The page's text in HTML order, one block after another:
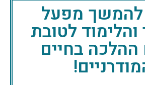
להמשך מפעל
לטובת
ההלכה בחיים